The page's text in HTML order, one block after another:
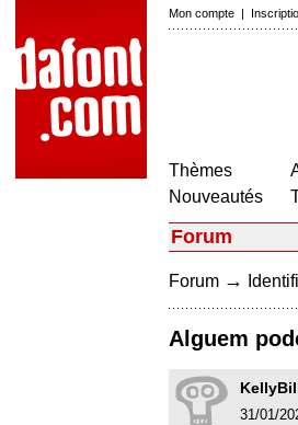
Mon compte |
Thèmes
Nouveautés
Forum
Forum →
Alguem
31/01/